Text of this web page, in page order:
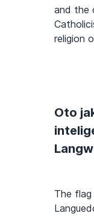
and the
religion
Oto
The